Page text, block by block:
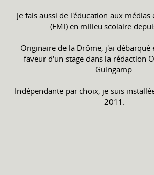
Je fais aussi de l'éducation aux
(EMI) en milieu scolaire
Originaire de la Drôme, j'ai débarqué
faveur d'un stage dans la rédaction
Guingamp.
Indépendante par choix, je suis
2011.